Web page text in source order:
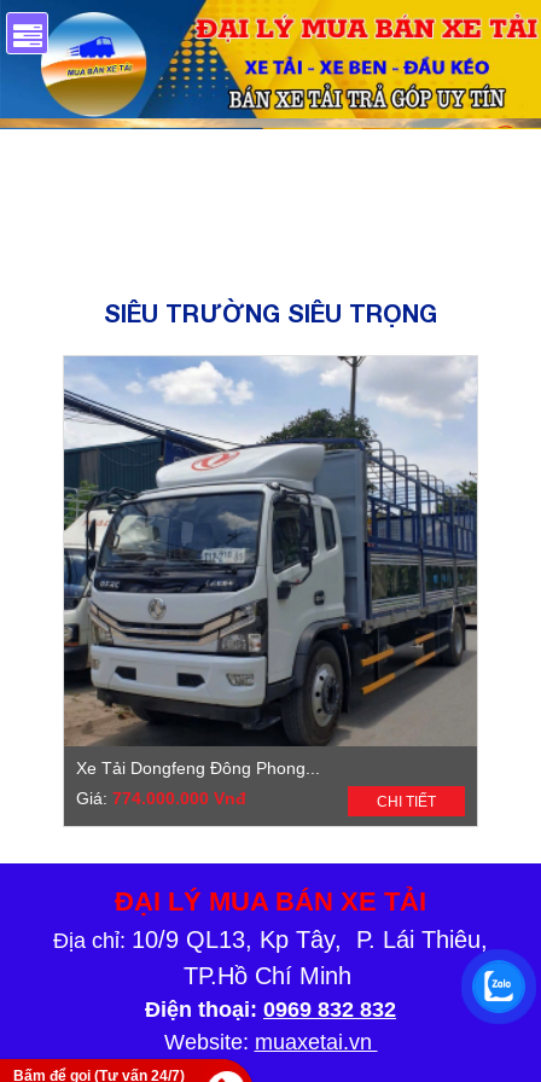
SIÊU TRƯỜNG SIÊU TRỌNG
Xe Tải Dongfeng Đông Phong...
Giá: 774.000.000 Vnđ CHI TIẾT
Bấm để gọi (Tư vấn 24/7)
ĐẠI LÝ MUA BÁN XE TẢI
Địa chỉ: 10/9 QL13, Kp Tây, P. Lái Thiêu,
TP.Hồ Chí Minh
Điện thoại: 0969 832 832
Website: muaxetai.vn